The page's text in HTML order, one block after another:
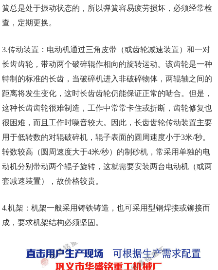
簧总是处于振动状态的，所以弹簧容易疲劳损坏，必须经常检
查，定期更换。
3.传动装置：电动机通过三角皮带（或齿轮减速装置）和一对
长齿齿轮，带动两个破碎辊作相向的旋转运动。该齿轮是一种
特制的标准的长齿，当破碎机进入非破碎物体，两辊轴之间的
距离将发生变化，这时长齿齿轮仍能保证正常的啮合。但是，
这种长齿齿轮很难制造，工作中常常卡住或折断，齿轮修复也
很困难，而且工作时噪音较大。因此，长齿齿轮传动装置主要
用于低转数的对辊破碎机，辊子表面的圆周速度小于3米/秒。
转数较高（圆周速度大于4米/秒）的制砂机，常采用单独的电
动机分别带动两个辊子旋转，这就需要安装两台电动机（或两
套减速装置），故价格较贵。
4.机架：机架一般采用铸铁铸造，也可采用型钢焊接或铆接而
成，要求机架结构必须坚固。